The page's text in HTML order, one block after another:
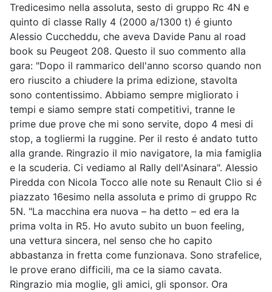
Tredicesimo nella assoluta, sesto di gruppo Rc 4N e
quinto di classe Rally 4 (2000 a/1300 t) é giunto
Alessio Cuccheddu, che aveva Davide Panu al road
book su Peugeot 208. Questo il suo commento alla
gara: "Dopo il rammarico dell'anno scorso quando non
ero riuscito a chiudere la prima edizione, stavolta
sono contentissimo. Abbiamo sempre migliorato i
tempi e siamo sempre stati competitivi, tranne le
prime due prove che mi sono servite, dopo 4 mesi di
stop, a togliermi la ruggine. Per il resto é andato tutto
alla grande. Ringrazio il mio navigatore, la mia famiglia
e la scuderia. Ci vediamo al Rally dell'Asinara". Alessio
Piredda con Nicola Tocco alle note su Renault Clio si é
piazzato 16esimo nella assoluta e primo di gruppo Rc
5N. "La macchina era nuova – ha detto – ed era la
prima volta in R5. Ho avuto subito un buon feeling,
una vettura sincera, nel senso che ho capito
abbastanza in fretta come funzionava. Sono strafelice,
le prove erano difficili, ma ce la siamo cavata.
Ringrazio mia moglie, gli amici, gli sponsor. Ora